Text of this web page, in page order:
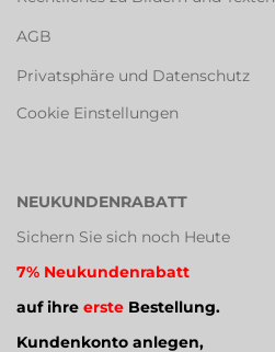
AGB
Privatsphäre und Datenschutz
Cookie Einstellungen
NEUKUNDENRABATT
Sichern Sie sich noch Heute
7% Neukundenrabatt
auf ihre erste Bestellung.
Kundenkonto anlegen,